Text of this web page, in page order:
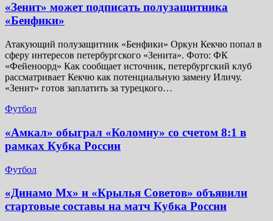
«Зенит» может подписать полузащитника
«Бенфики»
Атакующий полузащитник «Бенфики» Оркун Кекчю попал в
сферу интересов петербургского «Зенита». Фото: ФК
«Фейеноорд» Как сообщает источник, петербургский клуб
рассматривает Кекчю как потенциальную замену Иличу.
«Зенит» готов заплатить за турецкого…
Футбол
«Амкал» обыграл «Коломну» со счетом 8:1 в
рамках Кубка России
Футбол
«Динамо Мх» и «Крылья Советов» объявили
стартовые составы на матч Кубка России